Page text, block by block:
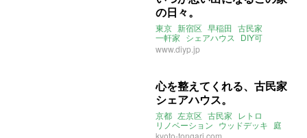
の日々。
東京 新宿区 早稲田 古民家
一軒家 シェアハウス
DIY可
ストーリー
www.diyp.jp
心を整えてくれる、古民家
シェアハウス。
京都 左京区 古民家 レトロ
リノベーション ウッドデッキ 庭
シェアハウス